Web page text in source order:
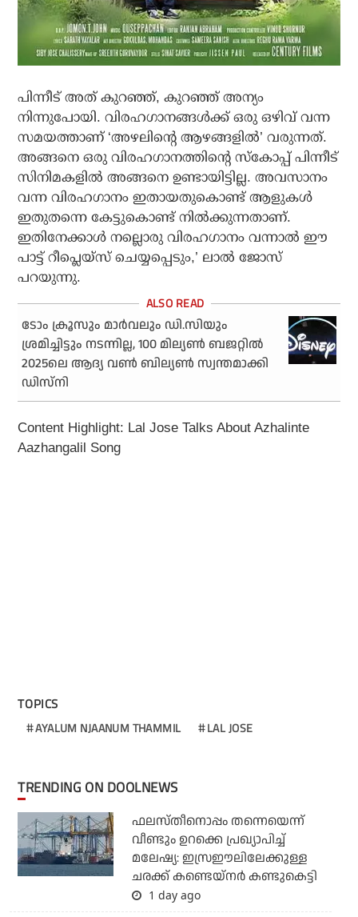
പിന്നീട് അത് കുറഞ്ഞ്, കുറഞ്ഞ് അന്യം
നിന്നുപോയി. വിരഹഗാനങ്ങള്‍ക്ക് ഒരു ഒഴിവ് വന്ന
സമയത്താണ് ‘അഴലിന്റെ ആഴങ്ങളില്‍’ വരുന്നത്.
അങ്ങനെ ഒരു വിരഹഗാനത്തിന്റെ സ്‌കോപ്പ് പിന്നീട്
സിനിമകളില്‍ അങ്ങനെ ഉണ്ടായിട്ടില്ല. അവസാനം
വന്ന വിരഹഗാനം ഇതായതുകൊണ്ട് ആളുകള്‍
ഇതുതന്നെ കേട്ടുകൊണ്ട് നില്‍ക്കുന്നതാണ്.
ഇതിനേക്കാള്‍ നല്ലൊരു വിരഹഗാനം വന്നാല്‍ ഈ
പാട്ട് റീപ്ലെയ്‌സ് ചെയ്യപ്പെടും,’ ലാല്‍ ജോസ്
പറയുന്നു.
ടോം ക്രൂസും മാര്‍വലും ഡി.സിയും
ശ്രമിച്ചിട്ടും നടന്നില്ല, 100 മില്യണ്‍ ബജറ്റില്‍
2025ലെ ആദ്യ വണ്‍ ബില്യണ്‍ സ്വന്തമാക്കി
ഡിസ്‌നി
Content Highlight: Lal Jose Talks About Azhalinte
Aazhangalil Song
TOPICS
AYALUM NJAANUM THAMMIL LAL JOSE
TRENDING ON DOOLNEWS
ഫലസ്തീനൊപ്പം തന്നെയെന്ന്
വീണ്ടും ഉറക്കെ പ്രഖ്യാപിച്ച്
മലേഷ്യ: ഇസ്രഈലിലേക്കുള്ള
ചരക്ക് കണ്ടെയ്‌നര്‍ കണ്ടുകെട്ടി
1 day ago